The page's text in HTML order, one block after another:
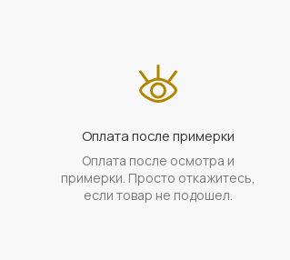
Оплата после примерки
Оплата после осмотра и
примерки. Просто откажитесь,
если товар не подошел.